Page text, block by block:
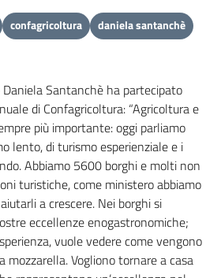
confagricoltura daniela santanchè
Santanchè ha partecipato
di Confagricoltura: “Agricoltura e
più importante: oggi parliamo
lento, di turismo esperienziale e i
Abbiamo 5600 borghi e molti non
turistiche, come ministero abbiamo
a crescere. Nei borghi si
eccellenze enogastronomiche;
vuole vedere come vengono
mozzarella. Vogliono tornare a casa